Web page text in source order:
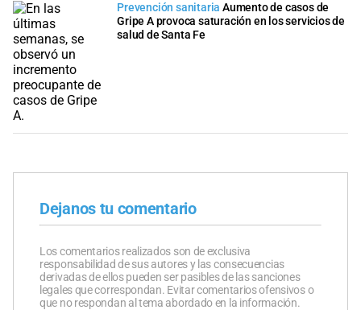
Prevención sanitaria Aumento de casos de
Gripe A provoca saturación en los servicios de
salud de Santa Fe
Dejanos tu comentario
Los comentarios realizados son de exclusiva
responsabilidad de sus autores y las consecuencias
derivadas de ellos pueden ser pasibles de las sanciones
legales que correspondan. Evitar comentarios ofensivos o
que no respondan al tema abordado en la información.